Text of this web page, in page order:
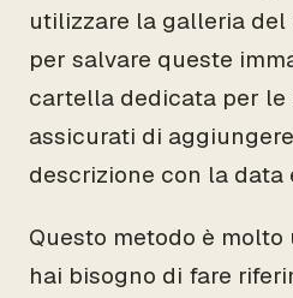
utilizzare la galleria
per salvare queste
cartella dedicata per le
assicurati di
descrizione con la data
Questo metodo è
hai bisogno di fare